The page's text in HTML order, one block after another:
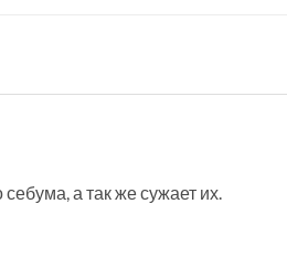
а так же сужает их.